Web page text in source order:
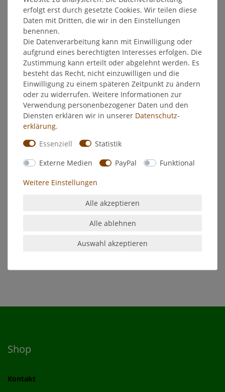
Beschreibung
Weitere Details
EU-Verantwortlicher
Hersteller
Crottendorfer Räucherhaus aus
Design:Bauernhaus
Maße:ca. 72 x 78 x 98 mm
Alle Räucherhäuschen sind mit einem integrierten
"Kopfüber eingesetzt, können Räucherkerzen bis zur Größe M
Shop
Kontakt
erfolgt erst durch gesetzte Cookies. Wir teilen diese
Daten mit Dritten, die wir in den Einstellungen
benennen.
Die Datenverarbeitung kann mit Einwilligung oder
aufgrund eines berechtigten Interesses erfolgen. Die
Zustimmung kann erteilt oder abgelehnt werden. Es
besteht das Recht, nicht einzuwilligen und die
Einwilligung zu einem späteren Zeitpunkt zu ändern
oder zu widerrufen. Weitere Informationen zur
Verwendung personenbezogener Daten und den
Diensten erklären wir in unserer Daten­schutz­
erklärung.
Essenziell
Statistik
Externe Medien PayPal Funktional
Weitere Einstellungen
Alle akzeptieren
Alle ablehnen
Auswahl akzeptieren